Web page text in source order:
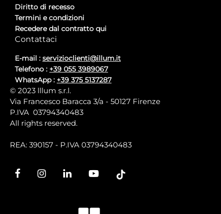
Diritto di recesso
Termini e condizioni
Recedere dal contratto qui
Contattaci
E-mail : servizioclienti@illum.it
Telefono : +39 055 3989067
WhatsApp : +39 375 5137287
© 2023 lllum s.r.l.
Via Francesco Baracca 3/a - 50127 Firenze
P.IVA 03794340483
All rights reserved.
REA: 390157 - P.IVA 03794340483